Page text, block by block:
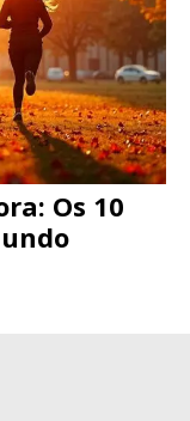
Os 10